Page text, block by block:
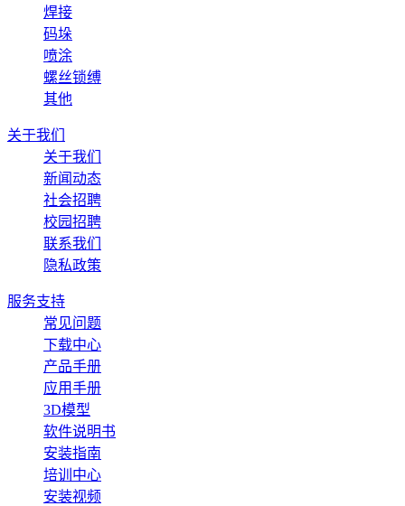
焊接
码垛
喷涂
螺丝锁缚
其他
关于我们
关于我们
新闻动态
社会招聘
校园招聘
联系我们
隐私政策
服务支持
常见问题
下载中心
产品手册
应用手册
3D模型
软件说明书
安装指南
培训中心
安装视频